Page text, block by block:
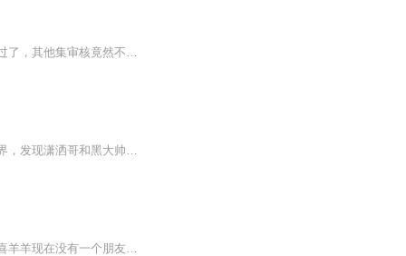
很遗憾，第一集是原声，而其它的都是我自己的声音，因为我也不知道，第一集原声审核通过了，其他集审核竟然不通过，所以我只能用自己的原声了，希望原谅！
阴、阳离子光球被一支神秘的狼族小队盗走，危机的矛头直指古古怪界。羊狼们追到古古怪界，发现潇洒哥和黑大帅也被抓去古古怪界之下的地心世界。为了帮助鸡妈妈救援潇洒哥和黑大帅，羊狼们义无反顾地向着地心世界出发。在地心世界的层层冒险中，羊狼们结识...
羊村里来了一个叫水羊羊的小羊水羊羊长的比贤杨帅，所以呢，其他人都不喜欢，都喜欢，喜羊羊现在没有一个朋友，很孤独，突然一个神秘人把他变成了一个，被黑暗魔法吞噬的老大他要神秘人去寻找几个手下，使神秘人就出发了，结局如何？故事会告诉你